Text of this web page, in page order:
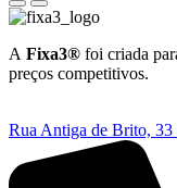
A Fixa3® foi criada
preços competitivos.
Rua Antiga de Brito, 33